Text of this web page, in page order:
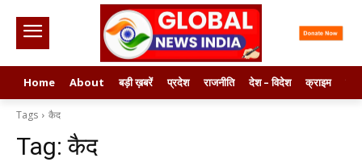
Home About बड़ी ख़बरें प्रदेश राजनीति देश – विदेश क्राइम
Tags कैद
Tag:कैद